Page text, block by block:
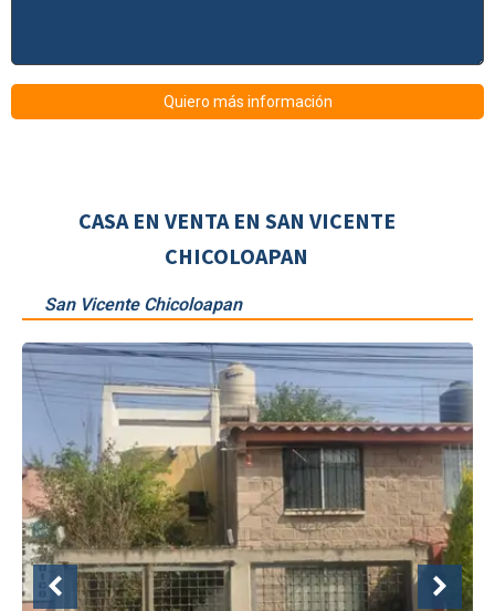
CASA EN VENTA EN SAN VICENTE
CHICOLOAPAN
San Vicente Chicoloapan